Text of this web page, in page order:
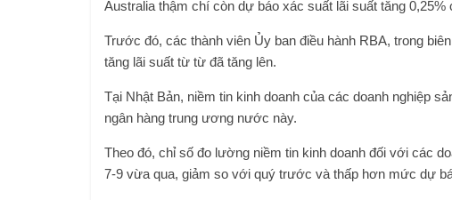
Australia thậm chí còn dự báo xác suất lãi suất tăng
Trước đó, các thành viên Ủy ban điều hành RBA, trong
tăng lãi suất từ ​​từ đã tăng lên.
Tại Nhật Bản, niềm tin kinh doanh của các doanh nghiệp
ngân hàng trung ương nước này.
Theo đó, chỉ số đo lường niềm tin kinh doanh đối với các
7-9 vừa qua, giảm so với quý trước và thấp hơn mức dự